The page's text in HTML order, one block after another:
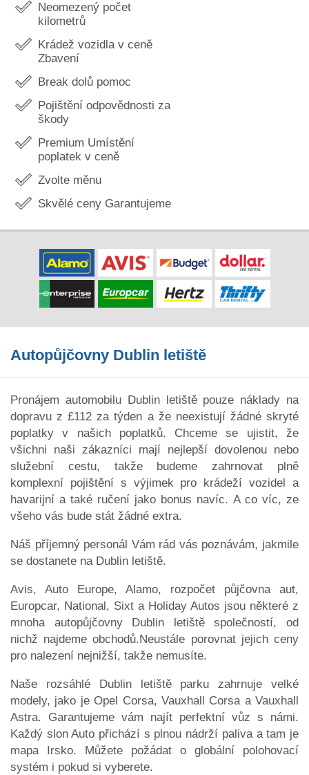
Neomezený počet
kilometrů
Krádež vozidla v ceně
Zbavení
Break dolů pomoc
Pojištění odpovědnosti za
škody
Premium Umístění
poplatek v ceně
Zvolte měnu
Skvělé ceny Garantujeme
Autopůjčovny Dublin letiště
Pronájem automobilu Dublin letiště pouze náklady na
dopravu z £112 za týden a že neexistují žádné skryté
poplatky v našich poplatků. Chceme se ujistit, že
všichni naši zákazníci mají nejlepší dovolenou nebo
služební cestu, takže budeme zahrnovat plně
komplexní pojištění s výjimek pro krádeží vozidel a
havarijní a také ručení jako bonus navíc. A co víc, ze
všeho vás bude stát žádné extra.
Náš příjemný personál Vám rád vás poznávám, jakmile
se dostanete na Dublin letiště.
Avis, Auto Europe, Alamo, rozpočet půjčovna aut,
Europcar, National, Sixt a Holiday Autos jsou některé z
mnoha autopůjčovny Dublin letiště společností, od
nichž najdeme obchodů.Neustále porovnat jejich ceny
pro nalezení nejnižší, takže nemusíte.
Naše rozsáhlé Dublin letiště parku zahrnuje velké
modely, jako je Opel Corsa, Vauxhall Corsa a Vauxhall
Astra. Garantujeme vám najít perfektní vůz s námi.
Každý slon Auto přichází s plnou nádrží paliva a tam je
mapa Irsko. Můžete požádat o globální polohovací
systém i pokud si vyberete.